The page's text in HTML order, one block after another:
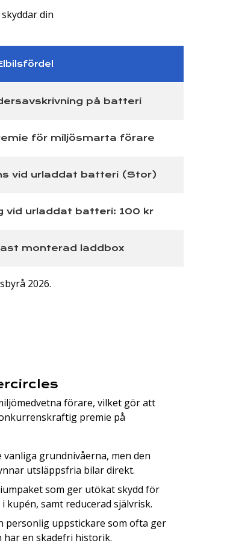
din
på batteri
för miljösmarta förare
vid urladdat batteri (Stor)
vid urladdat batteri: 100 kr
monterad laddbox
2026.
förare, vilket gör att
premie på
vanliga grundnivåerna, men den
utsläppsfria bilar direkt.
som ger utökat skydd för
samt reducerad självrisk.
personlig uppstickare som ofta ger
en skadefri historik.